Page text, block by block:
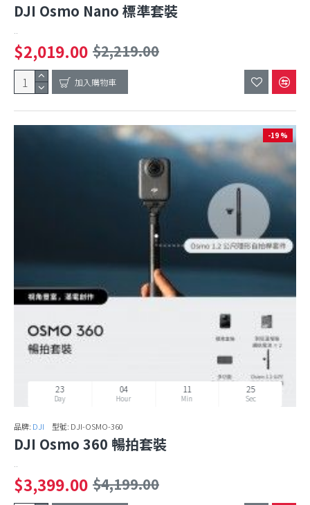
DJI Osmo Nano 標準套裝
..
$2,019.00 $2,219.00
加入購物車
-19 %
23
Day
04
Hour
11
Min
24
Sec
品牌: DJI 型號: DJI-OSMO-360
DJI Osmo 360 暢拍套裝
..
$3,399.00 $4,199.00